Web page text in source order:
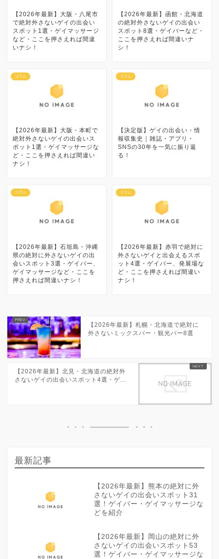
【2026年最新】大阪・八尾市
で絶対外さないゲイの出会い
スポット1選・ゲイマッサージ
など・ここを押さえれば間違
いナシ！
【2026年最新】函館・北海道
の絶対外さないゲイの出会い
スポット8選・ゲイバーなど・
ここを押さえれば間違いナ
シ！
コラム
【2026年最新】大阪・本町で
絶対外さないゲイの出会いス
ポット1選・ゲイマッサージな
ど・ここを押さえれば間違い
ナシ！
コラム
【決定版】ゲイの出会い・情
報収集史｜雑誌・アプリ・
SNSの30年を一気に振り返
る！
コラム
【2026年最新】石垣島・沖縄
県の絶対に外さないゲイの出
会いスポット3選・ゲイバー、
ゲイマッサージなど・ここを
押さえれば間違いナシ！
コラム
【2026年最新】赤羽で絶対に
外さないゲイと出会えるスポ
ット4選・ゲイバー、発展場な
ど・ここを押さえれば間違い
ナシ！
【2026年最新】札幌・北海道で絶対に
外さないミックスバー・観光バー8選
【2026年最新】北見・北海道の絶対外
さないゲイの出会いスポット4選・ゲ...
最新記事
【2026年最新】熊本の絶対に外
さないゲイの出会いスポット31
選！ゲイバー・ゲイマッサージな
どを紹介
【2026年最新】岡山の絶対に外
さないゲイの出会いスポット53
選！ゲイバー・ゲイマッサージな